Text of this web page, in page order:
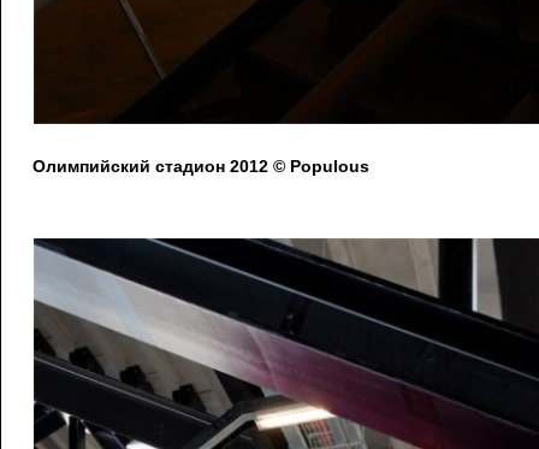
Олимпийский стадион 2012 © Populous